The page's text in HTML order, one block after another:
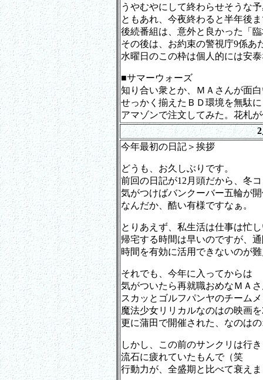
うやむやにして終わらせそうな
ともあれ、今夜終わると半年後
後続番組は、意外と良かった「
その後は、お約束の警視庁9係あ
水曜日のこの枠は個人的には安
■サマーウォーズ
知り合い衆とか、ＭＡさんが面
せっかく揃えたＢＤ環境を無駄
アマゾンで注文してみた。花札
今年最初の日記＞挨拶
どうも、お久しぶりです。
前回の日記が12月頭だから、冬
気がつけばバンクーバー五輪が
なんだか、酷い有様ですなぁ。
とりあえず、私生活は仕事は忙
帰宅する時間は早いのですが、
時間を有効に活用できないのが
それでも、今年に入ってからは
気がついたら再就職おめなＭＡ
スカッとゴルフパンヤのチーム
魔法少女リリカルなのはの映画
更に蒲田で開催された、なのは
しかし、この前のサンクリは行
流石に疲れていたもんで（笑
行動力が、全盛期と比べて衰え